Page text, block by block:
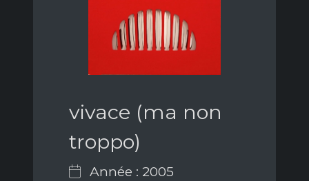
vivace (ma non
troppo)
Année : 2005